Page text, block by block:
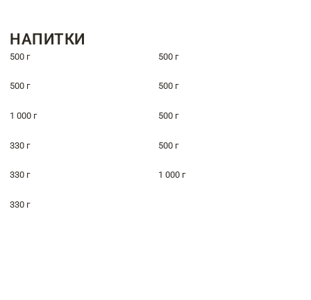
НАПИТКИ
500 г 500 г
500 г 500 г
1 000 г 500 г
330 г 500 г
330 г 1 000 г
330 г